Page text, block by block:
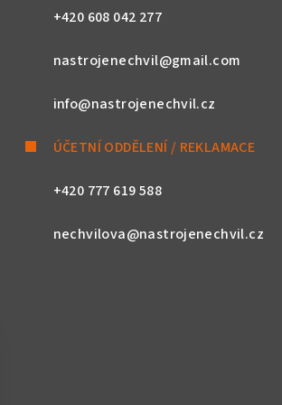
+420 608 042 277
nastrojenechvil@gmail.com
info@nastrojenechvil.cz
ÚČETNÍ ODDĚLENÍ / REKLAMACE
+420 777 619 588
nechvilova@nastrojenechvil.cz